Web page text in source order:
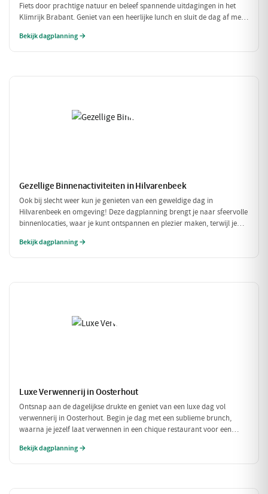
Fiets door prachtige natuur en beleef spannende uitdagingen in het
Klimrijk Brabant. Geniet van een heerlijke lunch en sluit de dag af met
fietsen!
Bekijk dagplanning →
Gezellige Binnenactiviteiten in Hilvarenbeek
Ook bij slecht weer kun je genieten van een geweldige dag in
Hilvarenbeek en omgeving! Deze dagplanning brengt je naar sfeervolle
binnenlocaties, waar je kunt ontspannen en plezier maken, terwijl je
vrienden of familie!
Bekijk dagplanning →
Luxe Verwennerij in Oosterhout
Ontsnap aan de dagelijkse drukte en geniet van een luxe dag vol
verwennerij in Oosterhout. Begin je dag met een sublieme brunch,
waarna je jezelf laat verwennen in een chique restaurant voor een
weg met een bezoek aan een exclusieve wellness. Een dag om nooit te
Bekijk dagplanning →